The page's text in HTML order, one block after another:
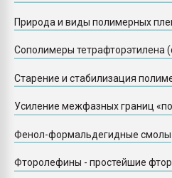
Природа и виды полимерных
Сополимеры тетрафторэтилена
Старение и стабилизация
Усиление межфазных границ
Фенол-формальдегидные смолы
Фторолефины - простейшие